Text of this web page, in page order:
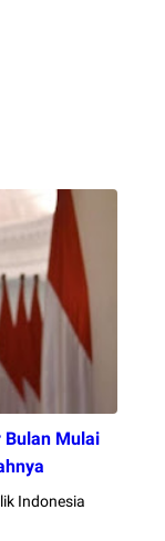
Bulan Mulai
Indonesia